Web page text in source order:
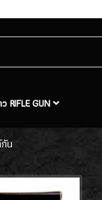
RIFLE GUN
น